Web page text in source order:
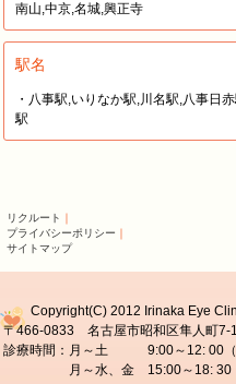
南山,中京,名城,興正寺
駅名
・八事駅,いりなか駅,川名駅,八事日
駅
リクルート
プライバシーポリシー
サイトマップ
Copyright(C) 2012 Irinaka Eye
〒466-0833 名古屋市昭和区隼人町
診療時間：月～土 9:00～12: 00（
月～水、金 15:00～18: 30（月